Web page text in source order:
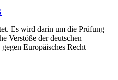
Es wird darin um die Prüfung
Verstöße der deutschen
Europäisches Recht